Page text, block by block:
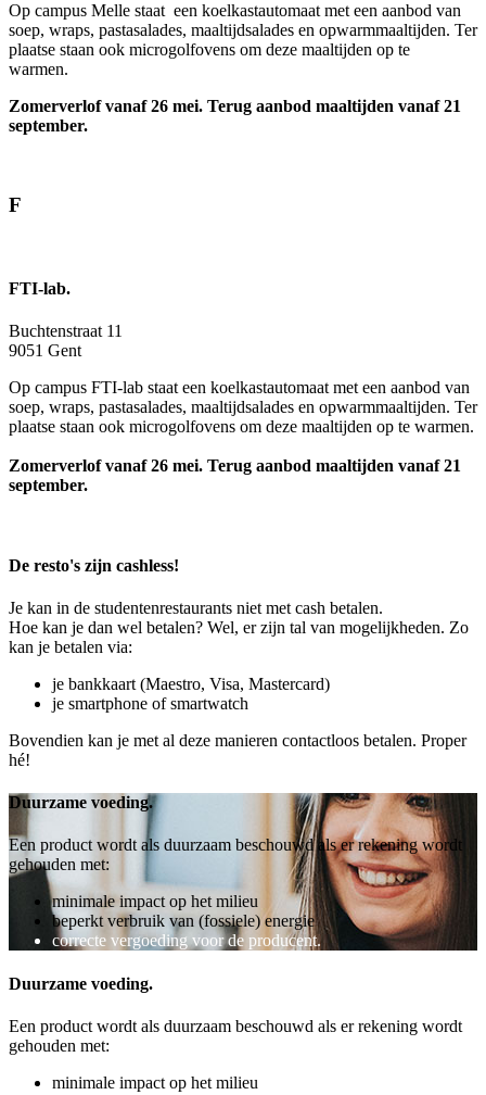
Op campus Melle staat een koelkast­automaat met een aanbod van
soep, wraps, pasta­salades, maaltijd­salades en opwarm­maaltijden. Ter
plaatse staan ook microgolf­ovens om deze maaltijden op te
warmen.
Zomerverlof vanaf 26 mei. Terug aanbod maaltijden vanaf 21
september.
F
FTI-lab.
Buchtenstraat 11
9051 Gent
Op campus FTI-lab staat een koelkast­automaat met een aanbod van
soep, wraps, pasta­salades, maaltijd­salades en opwarm­maaltijden. Ter
plaatse staan ook microgolf­ovens om deze maaltijden op te warmen.
Zomerverlof vanaf 26 mei. Terug aanbod maaltijden vanaf 21
september.
De resto's zijn cashless!
Je kan in de studentenrestaurants niet met cash betalen.
Hoe kan je dan wel betalen? Wel, er zijn tal van mogelijkheden. Zo
kan je betalen via:
je bankkaart (Maestro, Visa, Mastercard)
je smartphone of smartwatch
Bovendien kan je met al deze manieren contactloos betalen. Proper
hé!
Duurzame voeding.
Een product wordt als duurzaam beschouwd als er rekening wordt
gehouden met:
minimale impact op het milieu
beperkt verbruik van (fossiele) energie
correcte vergoeding voor de producent.
Duurzame voeding.
Een product wordt als duurzaam beschouwd als er rekening wordt
gehouden met:
minimale impact op het milieu